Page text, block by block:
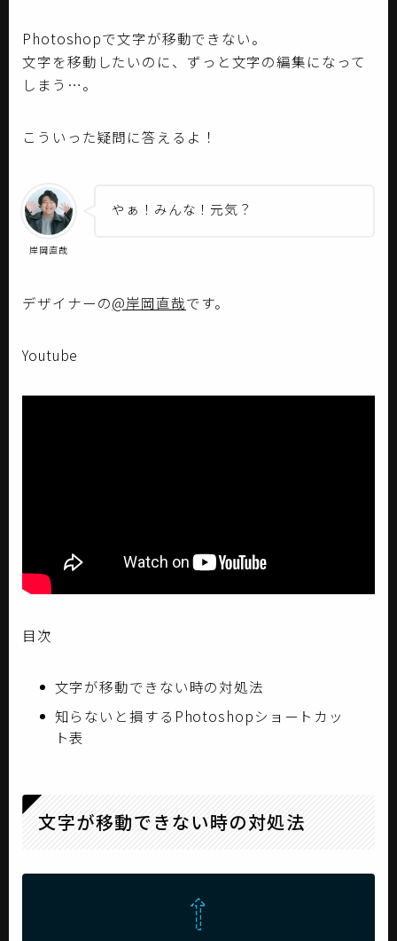
Photoshopで文字が移動できない。
文字を移動したいのに、ずっと文字の編集になって
しまう…。
こういった疑問に答えるよ！
岸岡直哉
やぁ！みんな！元気？
デザイナーの@岸岡直哉です。
Youtube
目次
文字が移動できない時の対処法
知らないと損するPhotoshopショートカッ
ト表
文字が移動できない時の対処法